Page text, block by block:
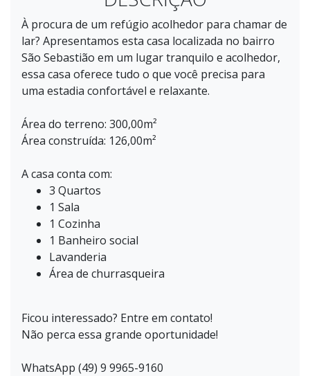
À procura de um refúgio acolhedor para chamar de
lar? Apresentamos esta casa localizada no bairro
São Sebastião em um lugar tranquilo e acolhedor,
essa casa oferece tudo o que você precisa para
uma estadia confortável e relaxante.
Área do terreno: 300,00m²
Área construída: 126,00m²
A casa conta com:
3 Quartos
1 Sala
1 Cozinha
1 Banheiro social
Lavanderia
Área de churrasqueira
Ficou interessado? Entre em contato!
Não perca essa grande oportunidade!
WhatsApp (49) 9 9965-9160